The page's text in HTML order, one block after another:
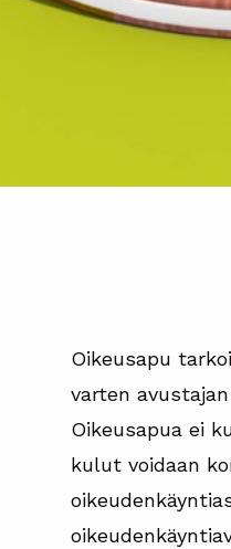
Oikeusapu
varten
Oikeusapua ei
kulut voidaan